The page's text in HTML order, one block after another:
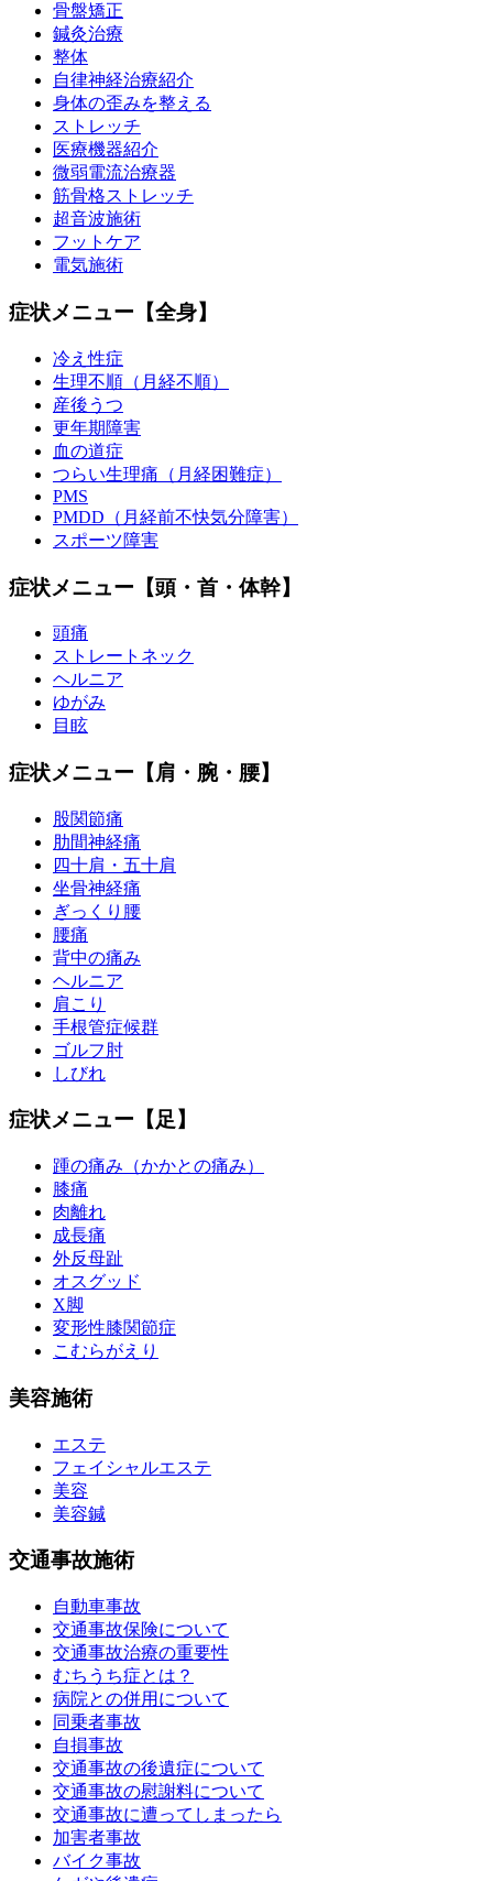
骨盤矯正
鍼灸治療
整体
自律神経治療紹介
身体の歪みを整える
ストレッチ
医療機器紹介
微弱電流治療器
筋骨格ストレッチ
超音波施術
フットケア
電気施術
症状メニュー【全身】
冷え性症
生理不順（月経不順）
産後うつ
更年期障害
血の道症
つらい生理痛（月経困難症）
PMS
PMDD（月経前不快気分障害）
スポーツ障害
症状メニュー【頭・首・体幹】
頭痛
ストレートネック
ヘルニア
ゆがみ
目眩
症状メニュー【肩・腕・腰】
股関節痛
肋間神経痛
四十肩・五十肩
坐骨神経痛
ぎっくり腰
腰痛
背中の痛み
ヘルニア
肩こり
手根管症候群
ゴルフ肘
しびれ
症状メニュー【足】
踵の痛み（かかとの痛み）
膝痛
肉離れ
成長痛
外反母趾
オスグッド
X脚
変形性膝関節症
こむらがえり
美容施術
エステ
フェイシャルエステ
美容
美容鍼
交通事故施術
自動車事故
交通事故保険について
交通事故治療の重要性
むちうち症とは？
病院との併用について
同乗者事故
自損事故
交通事故の後遺症について
交通事故の慰謝料について
交通事故に遭ってしまったら
加害者事故
バイク事故